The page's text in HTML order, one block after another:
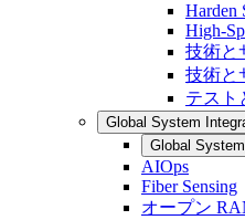
Harden
High-
技術と
技術と
テスト
Global System
Global
AIOps
Fiber Sensing
オープン